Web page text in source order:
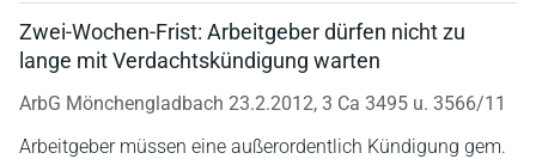
Zwei-Wochen-Frist: Arbeitgeber dürfen nicht zu
lange mit Verdachtskündigung warten
ArbG Mönchengladbach 23.2.2012, 3 Ca 3495 u. 3566/11
Arbeitgeber müssen eine außerordentlich Kündigung gem.